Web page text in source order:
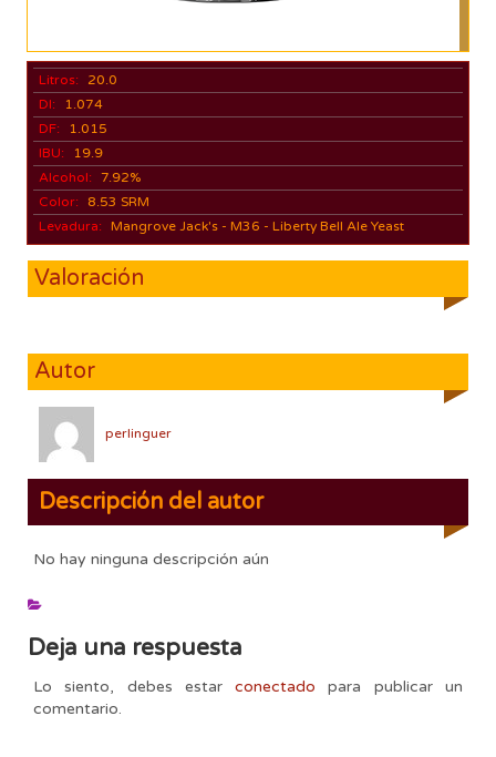
Litros:
20.0
DI:
1.074
DF:
1.015
IBU:
19.9
Alcohol: 7.92%
Color:
8.53 SRM
Levadura: Mangrove Jack's - M36 - Liberty Bell Ale Yeast
Valoración
Autor
perlinguer
Descripción del autor
No hay ninguna descripción aún
Deja una respuesta
Lo siento, debes estarconectado para publicar un
comentario.